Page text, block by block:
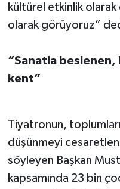
kültürel etkinlik olarak
olarak görüyoruz”
“Sanatla
kent”
Tiyatronun,
düşünmeyi
söyleyen Başkan
kapsamında 23 bin